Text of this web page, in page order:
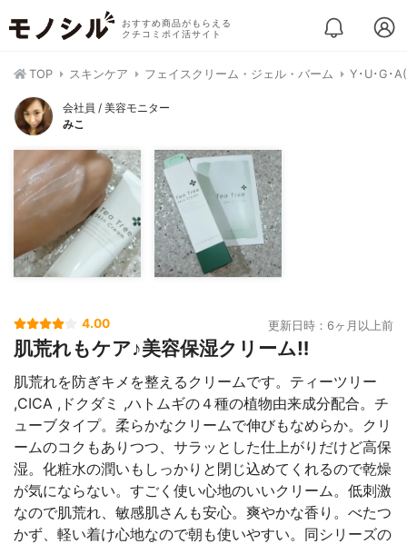
おすすめ商品がもらえる
クチコミポイ活サイト
TOP スキンケア フェイスクリーム・ジェル・バーム Y･U･G･
会社員 / 美容モニター
みこ
4.00 更新日時：6ヶ月以上前
肌荒れもケア♪美容保湿クリーム‼
肌荒れを防ぎキメを整えるクリームです。ティーツリー
,CICA ,ドクダミ ,ハトムギの４種の植物由来成分配合。チ
ューブタイプ。柔らかなクリームで伸びもなめらか。クリ
ームのコクもありつつ、サラッとした仕上がりだけど高保
湿。化粧水の潤いもしっかりと閉じ込めてくれるので乾燥
が気にならない。すごく使い心地のいいクリーム。低刺激
なので肌荒れ、敏感肌さんも安心。爽やかな香り。べたつ
かず、軽い着け心地なので朝も使いやすい。同シリーズの